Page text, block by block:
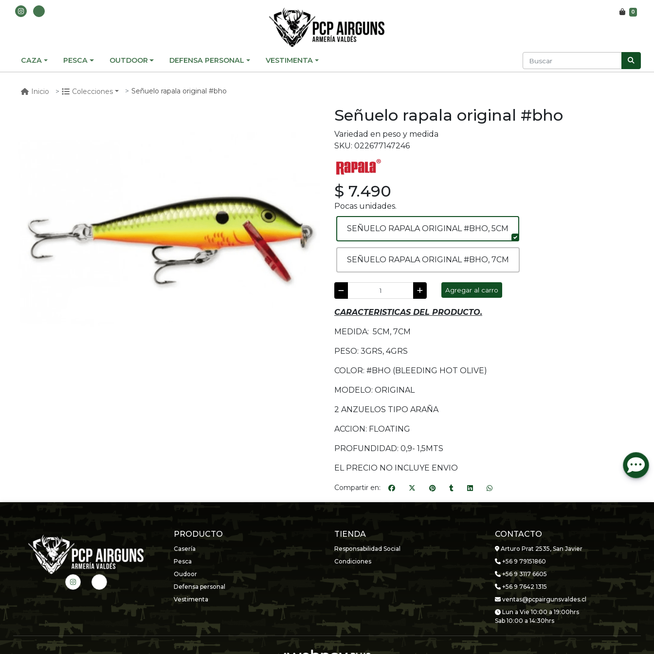
0
CAZA PESCA OUTDOOR DEFENSA PERSONAL VESTIMENTA
Inicio Colecciones Señuelo rapala original #bho
Señuelo rapala original #bho
Variedad en peso y medida
SKU: 022677147246
$ 7.490
Pocas unidades.
SEÑUELO RAPALA ORIGINAL #BHO, 5CM
SEÑUELO RAPALA ORIGINAL #BHO, 7CM
Agregar al carro
CARACTERISTICAS DEL PRODUCTO.
MEDIDA: 5CM, 7CM
PESO: 3GRS, 4GRS
COLOR: #BHO (BLEEDING HOT OLIVE)
MODELO: ORIGINAL
2 ANZUELOS TIPO ARAÑA
ACCION: FLOATING
PROFUNDIDAD: 0,9- 1,5MTS
EL PRECIO NO INCLUYE ENVIO
Compartir en:
PRODUCTO
Casería
Pesca
Oudoor
Defensa personal
Vestimenta
TIENDA
Responsabilidad Social
Condiciones
CONTACTO
Arturo Prat 2535, San Javier
+56 9 79151860
+56 9 3117 6605
+56 9 7642 1315
ventas@pcpairgunsvaldes.cl
Lun a Vie 10:00 a 19:00hrs
Sab 10:00 a 14:30hrs